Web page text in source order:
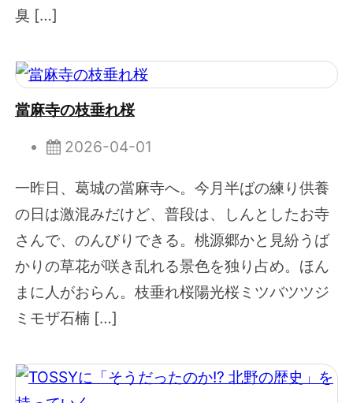
臭 […]
當麻寺の枝垂れ桜
2026-04-01
一昨日、葛城の當麻寺へ。今月半ばの練り供養
の日は激混みだけど、普段は、しんとしたお寺
さんで、のんびりできる。桃源郷かと見紛うば
かりの草花が咲き乱れる景色を独り占め。ほん
まに人がおらん。枝垂れ桜陽光桜ミツバツツジ
ミモザ石楠 […]